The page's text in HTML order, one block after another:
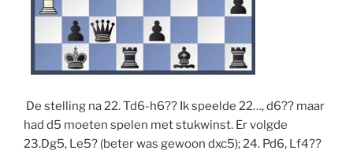
De stelling na 22. Td6-h6?? Ik speelde 22…, d6?? maar
had d5 moeten spelen met stukwinst. Er volgde
23.Dg5, Le5? (beter was gewoon dxc5); 24. Pd6, Lf4??